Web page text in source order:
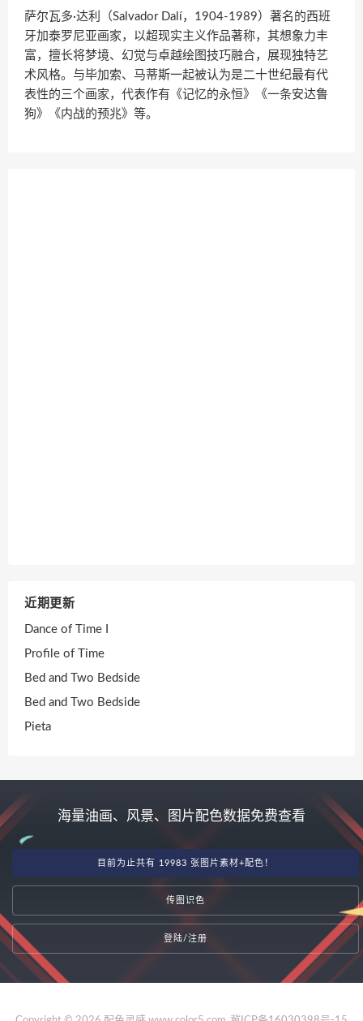
萨尔瓦多·达利（Salvador Dalí，1904-1989）著名的西班
牙加泰罗尼亚画家，以超现实主义作品著称，其想象力丰
富，擅长将梦境、幻觉与卓越绘图技巧融合，展现独特艺
术风格。与毕加索、马蒂斯一起被认为是二十世纪最有代
表性的三个画家，代表作有《记忆的永恒》《一条安达鲁
狗》《内战的预兆》等。
近期更新
Dance of Time I
Profile of Time
Bed and Two Bedside
Bed and Two Bedside
Pieta
海量油画、风景、图片配色数据免费查看
目前为止共有 19983 张图片素材+配色！
传图识色
登陆/注册